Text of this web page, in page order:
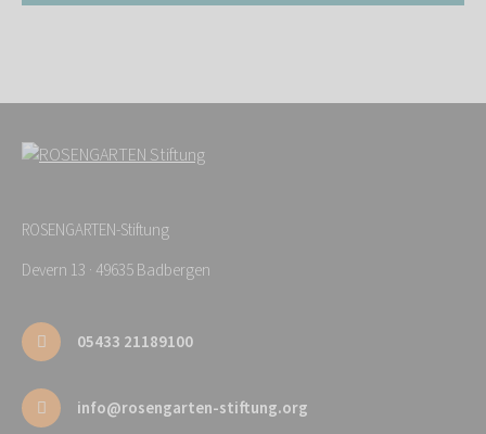
ROSENGARTEN-Stiftung
Devern 13 · 49635 Badbergen
05433 21189100
info@rosengarten-stiftung.org